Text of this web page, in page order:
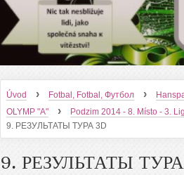
Úvod › Fotbal, Fotbal, Футбол ›
OLYMP "A"
› Podzim 2014 - 8. Místo - 3.
9. РЕЗУЛЬТАТЫ ТУРА 3D
9. РЕЗУЛЬТАТЫ